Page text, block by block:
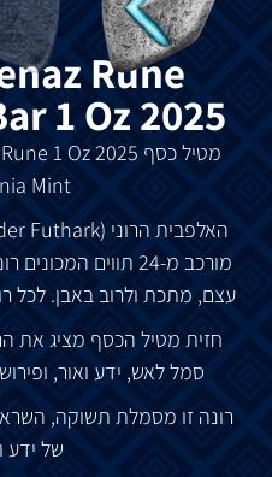
Rune
1 Oz 2025
Mint.
מורכב מ-24 תווים
עצם, מתכת ולרוב באבן. לכל
סמל לאש, ידע ואור,
רונה זו מסמלת תשוקה,
של ידע